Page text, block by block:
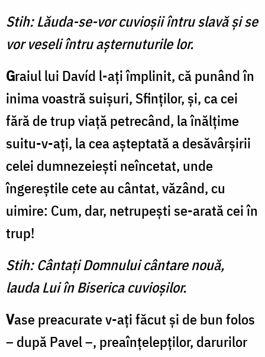
Stih: Lăuda-se-vor cuvioșii întru slavă și se
vor veseli întru așternuturile lor.
Graiul lui Davíd l-aţi împlinit, că punând în
inima voastră suişuri, Sfinţilor, şi, ca cei
fără de trup viaţă petrecând, la înălţime
suitu-v-aţi, la cea aşteptată a desăvârşirii
celei dumnezeieşti neîncetat, unde
îngereştile cete au cântat, văzând, cu
uimire: Cum, dar, netrupeşti se-arată cei în
trup!
Stih: Cântați Domnului cântare nouă,
lauda Lui în Biserica cuvioșilor.
Vase preacurate v-aţi făcut şi de bun folos
– după Pavel –, preaînţelepţilor, darurilor